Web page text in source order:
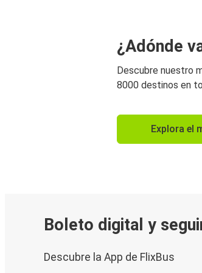
¿Adónde
Descubre nuestro
8000 destinos en
Explora el
Boleto digital y
Descubre la App de FlixBus